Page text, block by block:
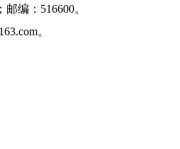
编：516600。
。